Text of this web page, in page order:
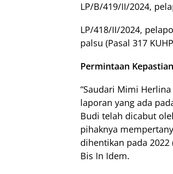
LP/B/419/II/2024,
LP/418/II/2024,
palsu (Pasal 317
Permintaan
“Saudari Mimi
laporan yang ada
Budi telah dicabut
pihaknya
dihentikan pada
Bis In Idem.